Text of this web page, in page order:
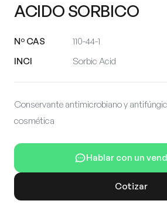
ACIDO SORBICO
Nº CAS
110-44-1
INCI
Sorbic Acid
Conservante antimicrobiano y
cosmética
Hablar con un
Cotizar